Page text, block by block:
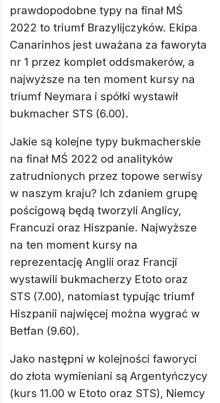
prawdopodobne typy na finał MŚ
2022 to triumf Brazylijczyków. Ekipa
Canarinhos jest uważana za faworyta
nr 1 przez komplet oddsmakerów, a
najwyższe na ten moment kursy na
triumf Neymara i spółki wystawił
bukmacher STS (6.00).
Jakie są kolejne typy bukmacherskie
na finał MŚ 2022 od analityków
zatrudnionych przez topowe serwisy
w naszym kraju? Ich zdaniem grupę
pościgową będą tworzyli Anglicy,
Francuzi oraz Hiszpanie. Najwyższe
na ten moment kursy na
reprezentację Anglii oraz Francji
wystawili bukmacherzy Etoto oraz
STS (7.00), natomiast typując triumf
Hiszpanii najwięcej można wygrać w
Betfan (9.60).
Jako następni w kolejności faworyci
do złota wymieniani są Argentyńczycy
(kurs 11.00 w Etoto oraz STS), Niemcy